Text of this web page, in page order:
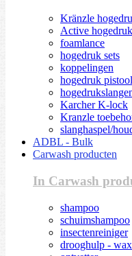
Kränzle
Active
foamlance
hogedruk sets
koppelingen
hogedruk pistool
Karcher K-lock
Kranzle
slanghaspel/
ADBL - Bulk
Carwash producten
In Carwash
shampoo
schuimshampoo
insectenreiniger
drooghulp - wax